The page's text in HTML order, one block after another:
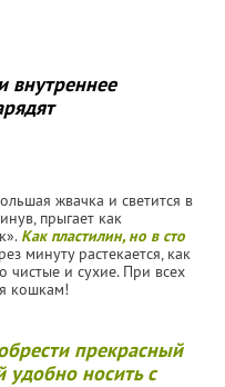
внутреннее
жвачка и светится в
прыгает как
Как пластилин, но в сто
минуту растекается, как
чистые и сухие. При всех
кошкам!
прекрасный
удобно носить с